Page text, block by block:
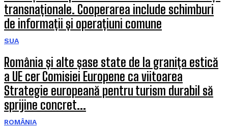
transnaționale. Cooperarea include schimburi
de informații și operațiuni comune
SUA
România și alte șase state de la granița estică
a UE cer Comisiei Europene ca viitoarea
Strategie europeană pentru turism durabil să
sprijine concret...
ROMÂNIA